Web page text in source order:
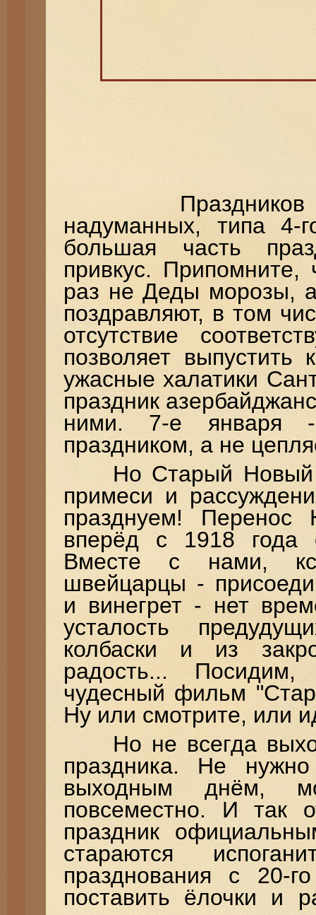
Праздников
надуманных, типа 4-
большая часть
привкус.
раз не Деды морозы,
поздравляют, в том
отсутствие
позволяет
ужасные халатики
праздник
ними. 7-е января -
праздником, а не
Но Старый Новый
примеси и
празднуем!
вперёд с 1918 года
Вместе с нами,
швейцарцы -
и винегрет - нет
усталость
колбаски и из
радость... Посидим,
чудесный фильм
Ну или смотрите, или
Но не всегда
праздника. Не
выходным днём,
повсеместно. И так
праздник
стараются
празднования с 20-
поставить ёлочки и